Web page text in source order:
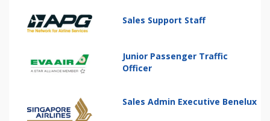
Sales Support Staff
Junior Passenger Traffic
Officer
Sales Admin Executive Benelux